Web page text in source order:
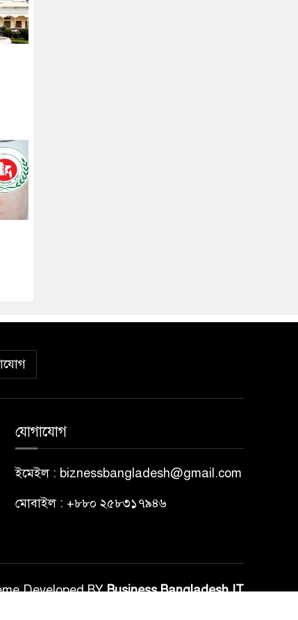
যোগাযোগ
ইমেইল : biznessbangladesh@gmail.com
মোবাইল : +৮৮০ ২৫৮৩১৭৯৪৬
Developed BYBusiness Bangladesh IT